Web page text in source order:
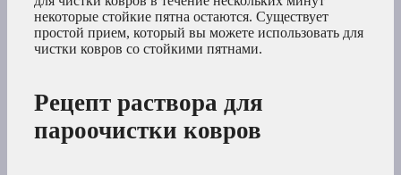
некоторые стойкие пятна остаются. Существует
простой прием, который вы можете использовать для
чистки ковров со стойкими пятнами.
Рецепт раствора для
пароочистки ковров